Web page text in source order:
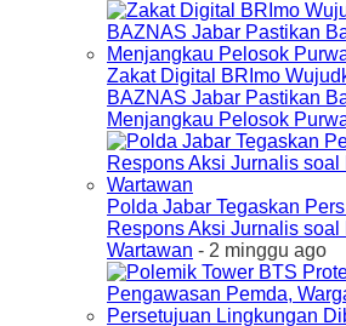
Zakat Digital BRImo
BAZNAS Jabar Pastikan
Menjangkau Pelosok
Polda Jabar Tegaskan
Respons Aksi Jurnalis
Wartawan - 2 minggu ago